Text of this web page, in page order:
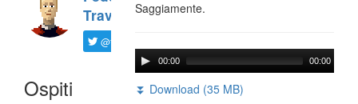
Travaini
@ftrava
Ospiti
Saggiamente.
00:00 00:00
⏬ Download (35 MB)